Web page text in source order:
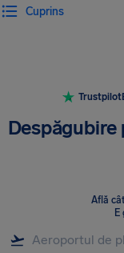
Cuprins
Trustpilot
Află